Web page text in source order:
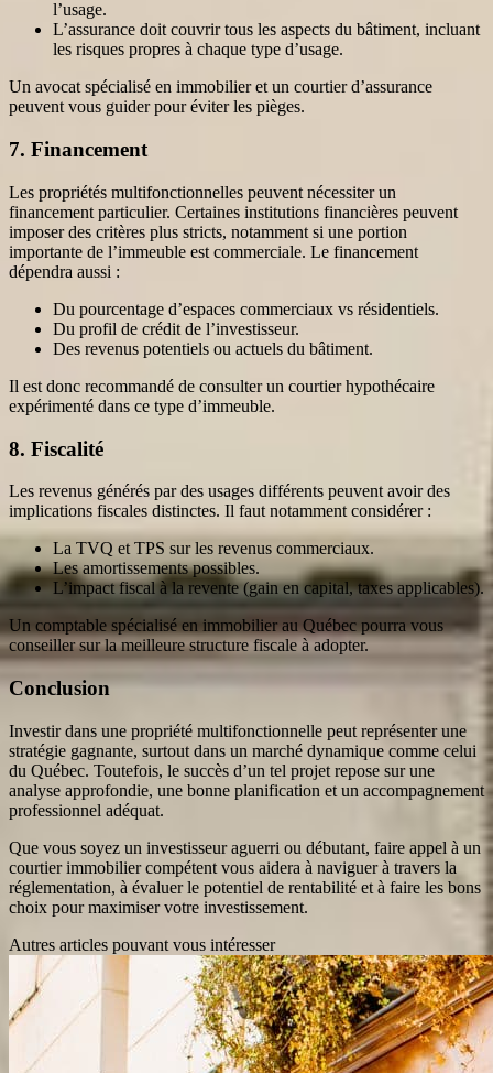
l’usage.
L’assurance doit couvrir tous les aspects du bâtiment, incluant
les risques propres à chaque type d’usage.
Un avocat spécialisé en immobilier et un courtier d’assurance
peuvent vous guider pour éviter les pièges.
7. Financement
Les propriétés multifonctionnelles peuvent nécessiter un
financement particulier. Certaines institutions financières peuvent
imposer des critères plus stricts, notamment si une portion
importante de l’immeuble est commerciale. Le financement
dépendra aussi :
Du pourcentage d’espaces commerciaux vs résidentiels.
Du profil de crédit de l’investisseur.
Des revenus potentiels ou actuels du bâtiment.
Il est donc recommandé de consulter un courtier hypothécaire
expérimenté dans ce type d’immeuble.
8. Fiscalité
Les revenus générés par des usages différents peuvent avoir des
implications fiscales distinctes. Il faut notamment considérer :
La TVQ et TPS sur les revenus commerciaux.
Les amortissements possibles.
L’impact fiscal à la revente (gain en capital, taxes applicables).
Un comptable spécialisé en immobilier au Québec pourra vous
conseiller sur la meilleure structure fiscale à adopter.
Conclusion
Investir dans une propriété multifonctionnelle peut représenter une
stratégie gagnante, surtout dans un marché dynamique comme celui
du Québec. Toutefois, le succès d’un tel projet repose sur une
analyse approfondie, une bonne planification et un accompagnement
professionnel adéquat.
Que vous soyez un investisseur aguerri ou débutant, faire appel à un
courtier immobilier compétent vous aidera à naviguer à travers la
réglementation, à évaluer le potentiel de rentabilité et à faire les bons
choix pour maximiser votre investissement.
Autres articles pouvant vous intéresser